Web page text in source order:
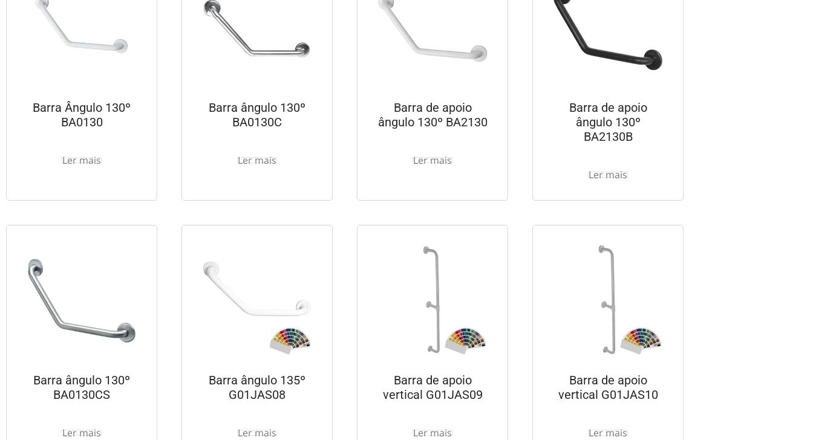
Barra Ângulo 130º
BA0130
Ler mais
Barra ângulo 130º
BA0130C
Ler mais
Barra de apoio
ângulo 130º BA2130
Ler mais
Barra de apoio
ângulo 130º
BA2130B
Ler mais
Barra ângulo 130º
BA0130CS
Ler mais
Barra ângulo 135º
G01JAS08
Ler mais
Barra de apoio
vertical G01JAS09
Ler mais
Barra de apoio
vertical G01JAS10
Ler mais